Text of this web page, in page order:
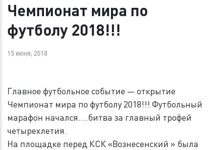
Чемпионат мира по
футболу 2018!!!
15 июня, 2018
Главное футбольное событие — открытие
Чемпионат мира по футболу 2018!!! Футбольный
марафон начался….битва за главный трофей
четырехлетия.
На площадке перед КСК «Вознесенский » была